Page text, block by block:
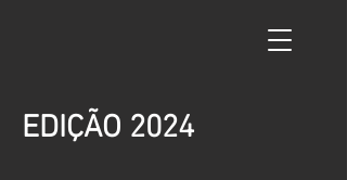
EDIÇÃO 2024